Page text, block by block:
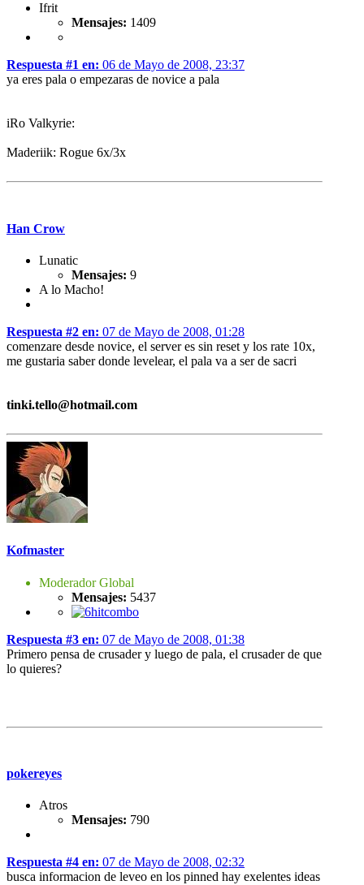
Ifrit
Mensajes: 1409
Respuesta #1 en: 06 de Mayo de 2008, 23:37
ya eres pala o empezaras de novice a pala
iRo Valkyrie:
Maderiik: Rogue 6x/3x
Han Crow
Lunatic
Mensajes: 9
A lo Macho!
Respuesta #2 en: 07 de Mayo de 2008, 01:28
comenzare desde novice, el server es sin reset y los rate 10x,
me gustaria saber donde levelear, el pala va a ser de sacri
tinki.tello@hotmail.com
Kofmaster
Moderador Global
Mensajes: 5437
Respuesta #3 en: 07 de Mayo de 2008, 01:38
Primero pensa de crusader y luego de pala, el crusader de que
lo quieres?
pokereyes
Atros
Mensajes: 790
Respuesta #4 en: 07 de Mayo de 2008, 02:32
busca informacion de leveo en los pinned hay exelentes ideas